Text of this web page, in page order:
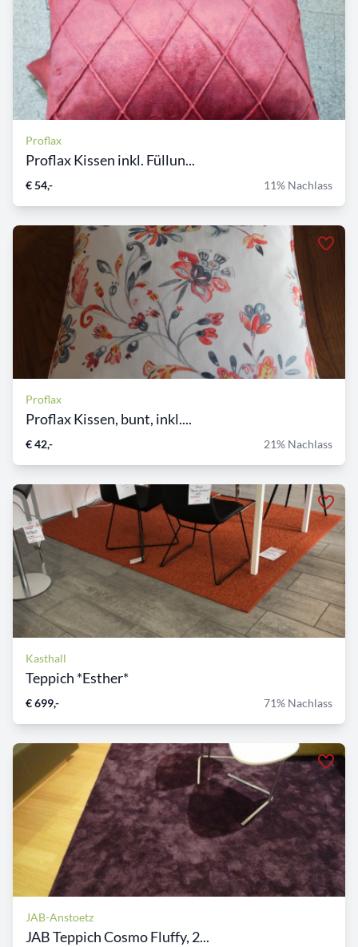
Proflax
Proflax Kissen inkl. Füllun...
€ 54,- 11% Nachlass
Proflax
Proflax Kissen, bunt, inkl....
€ 42,- 21% Nachlass
Kasthall
Teppich *Esther*
€ 699,- 71% Nachlass
JAB-Anstoetz
JAB Teppich Cosmo Fluffy, 2...